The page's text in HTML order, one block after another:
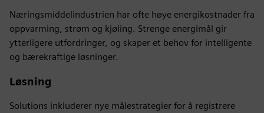
Næringsmiddelindustrien har ofte høye energikostnader fra
oppvarming, strøm og kjøling. Strenge energimål gir
ytterligere utfordringer, og skaper et behov for intelligente
og bærekraftige løsninger.
Løsning
Solutions inkluderer nye målestrategier for å registrere